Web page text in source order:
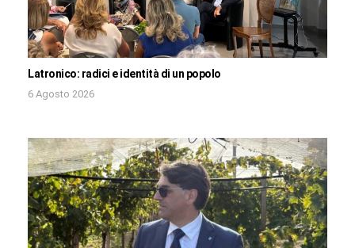
Latronico: radici e identità di un popolo
6 Agosto 2026